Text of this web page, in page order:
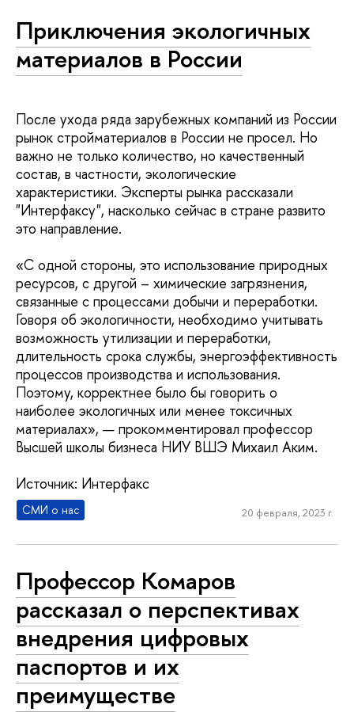
Приключения экологичных
материалов в России
После ухода ряда зарубежных компаний из России
рынок стройматериалов в России не просел. Но
важно не только количество, но качественный
состав, в частности, экологические
характеристики. Эксперты рынка рассказали
"Интерфаксу", насколько сейчас в стране развито
это направление.
«С одной стороны, это использование природных
ресурсов, с другой – химические загрязнения,
связанные с процессами добычи и переработки.
Говоря об экологичности, необходимо учитывать
возможность утилизации и переработки,
длительность срока службы, энергоэффективность
процессов производства и использования.
Поэтому, корректнее было бы говорить о
наиболее экологичных или менее токсичных
материалах», — прокомментировал профессор
Высшей школы бизнеса НИУ ВШЭ Михаил Аким.
Источник: Интерфакс
СМИ о нас 20 февраля, 2023 г.
Профессор Комаров
рассказал о перспективах
внедрения цифровых
паспортов и их
преимуществе